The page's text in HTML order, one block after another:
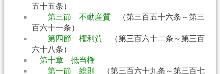
五十五条）
第三節 不動産質 （第三百五十六条～第三
百六十一条）
第四節 権利質 （第三百六十二条～第三百
六十八条）
第十章 抵当権
第一節 総則
（第三百六十九条～第三百七